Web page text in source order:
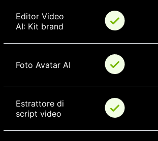
Editor Video
AI: Kit brand
Foto Avatar AI
Estrattore di
script video